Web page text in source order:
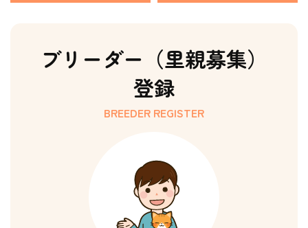
ブリーダー（里親募集）
登録
BREEDER REGISTER